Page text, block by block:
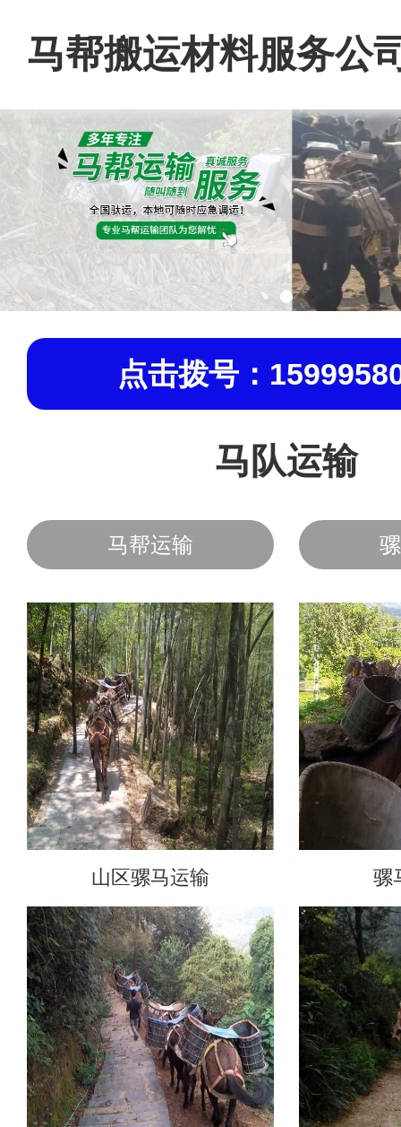
马帮搬运材料服务公
点击拨号：
马队运输
马帮运输
山区骡马运输 骡